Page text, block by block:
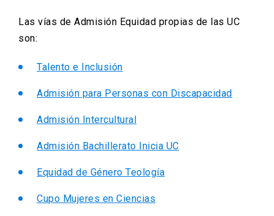
Las vías de Admisión Equidad propias de las UC
son:
Talento e Inclusión
Admisión para Personas con Discapacidad
Admisión Intercultural
Admisión Bachillerato Inicia UC
Equidad de Género Teología
Cupo Mujeres en Ciencias